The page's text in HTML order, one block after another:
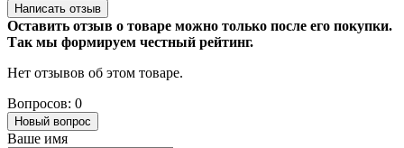
Написать отзыв
Оставить отзыв о товаре можно только после его покупки.
Так мы формируем честный рейтинг.
Нет отзывов об этом товаре.
Вопросов: 0
Новый вопрос
Ваше имя